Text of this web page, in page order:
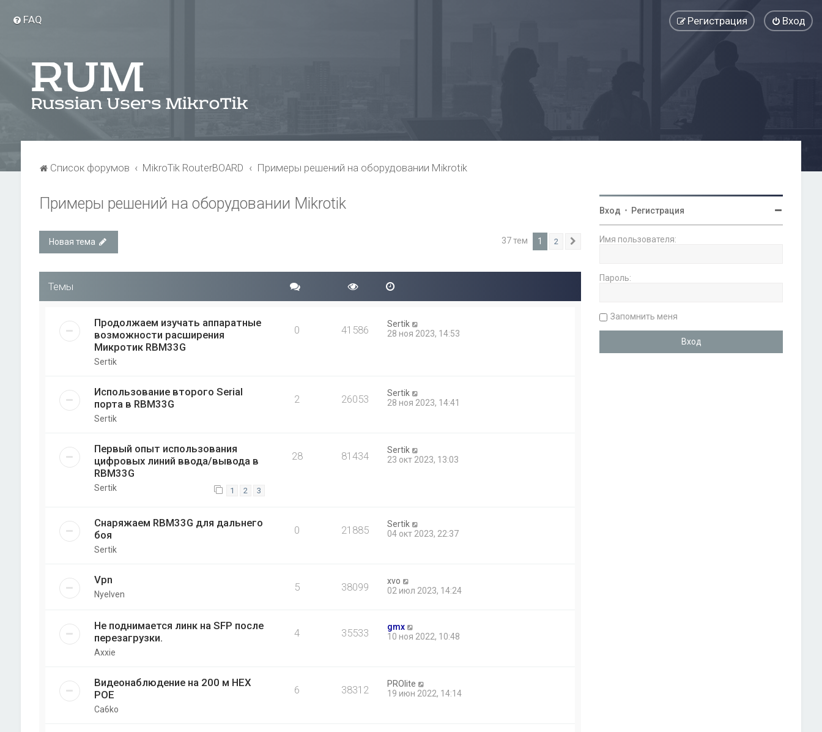
FAQ Вход
Регистрация
Список форумов MikroTik RouterBOARD Примеры решений на оборудовании Mikrotik
Примеры решений на оборудовании Mikrotik
Новая тема 37 тем 1 2 След.
Темы
Продолжаем изучать аппаратные
возможности расширения
Микротик RBM33G
Sertik
0 41586
Sertik
28 ноя 2023, 14:53
Использование второго Serial
порта в RBM33G
Sertik
2 26053
Sertik
28 ноя 2023, 14:41
Первый опыт использования
цифровых линий ввода/вывода в
RBM33G
Sertik 1 2 3
28 81434
Sertik
23 окт 2023, 13:03
Снаряжаем RBM33G для дальнего
боя
Sertik
0 21885
Sertik
04 окт 2023, 22:37
Vpn
Nyelven
5 38099
xvo
02 июл 2023, 14:24
Не поднимается линк на SFP после
перезагрузки.
Axxie
4 35533
gmx
10 ноя 2022, 10:48
Видеонаблюдение на 200 м НЕХ
РОЕ
Ca6ko
6 38312
PROlite
19 июн 2022, 14:14
Вход • Регистрация
Имя пользователя:
Пароль:
Запомнить меня